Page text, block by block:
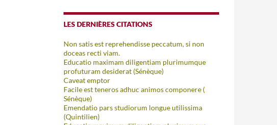
LES DERNIÈRES CITATIONS
Non satis est reprehendisse peccatum, si non
doceas recti viam.
Educatio maximam diligentiam plurimumque
profuturam desiderat (Sénèque)
Caveat emptor
Facile est teneros adhuc animos componere (
Sénèque)
Emendatio pars studiorum longue utilissima
(Quintilien)